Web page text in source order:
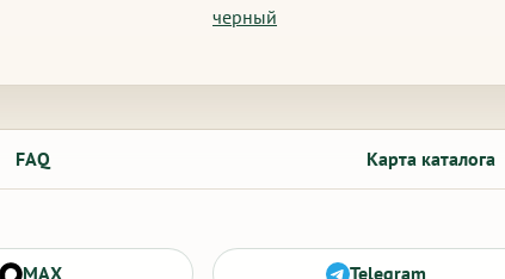
черный
FAQ Карта каталога
MAX Telegram